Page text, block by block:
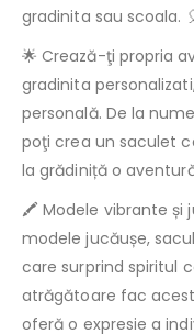
gradinita sau scoala.
🌟 Crează-ţi propria
gradinita
personală. De la
poţi crea un saculet
la grădiniță o
🖍️ Modele vibrante și
modele jucăușe,
care surprind spiritul
atrăgătoare fac
oferă o expresie a